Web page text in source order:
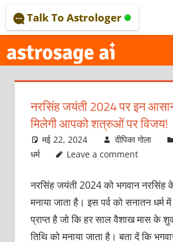
to
content
–
Talk To Astrologer
नरसिंह जयंती 2024 पर इन
मिलेगी आपको शत्रुओं पर विजय!
मई 22, 2024 दीपिका गोला
धर्म
Leave a comment
नरसिंह जयंती 2024 को भगवान नरसिंह
मनाया जाता है। इस पर्व को सनातन धर्म
प्राप्त है जो कि हर साल वैशाख मास के
तिथि को मनाया जाता है। बता दें कि